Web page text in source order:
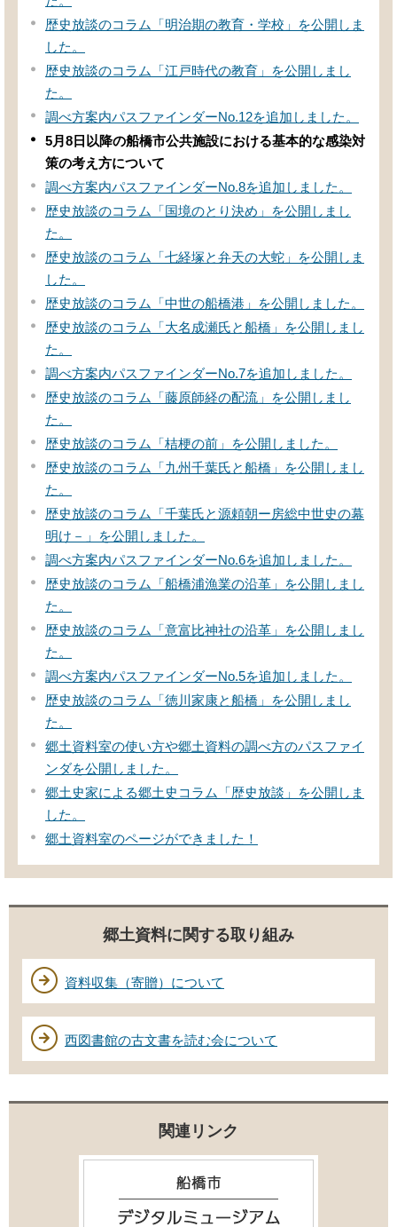
歴史放談のコラム「明治期の教育・学校」を公開しま
した。
歴史放談のコラム「江戸時代の教育」を公開しまし
た。
調べ方案内パスファインダーNo.12を追加しました。
5月8日以降の船橋市公共施設における基本的な感染対
策の考え方について
調べ方案内パスファインダーNo.8を追加しました。
歴史放談のコラム「国境のとり決め」を公開しまし
た。
歴史放談のコラム「七経塚と弁天の大蛇」を公開しま
した。
歴史放談のコラム「中世の船橋港」を公開しました。
歴史放談のコラム「大名成瀬氏と船橋」を公開しまし
た。
調べ方案内パスファインダーNo.7を追加しました。
歴史放談のコラム「藤原師経の配流」を公開しまし
た。
歴史放談のコラム「桔梗の前」を公開しました。
歴史放談のコラム「九州千葉氏と船橋」を公開しまし
た。
歴史放談のコラム「千葉氏と源頼朝ー房総中世史の幕
明け－」を公開しました。
調べ方案内パスファインダーNo.6を追加しました。
歴史放談のコラム「船橋浦漁業の沿革」を公開しまし
た。
歴史放談のコラム「意富比神社の沿革」を公開しまし
た。
調べ方案内パスファインダーNo.5を追加しました。
歴史放談のコラム「徳川家康と船橋」を公開しまし
た。
郷土資料室の使い方や郷土資料の調べ方のパスファイ
ンダを公開しました。
郷土史家による郷土史コラム「歴史放談」を公開しま
した。
郷土資料室のページができました！
郷土資料に関する取り組み
資料収集（寄贈）について
西図書館の古文書を読む会について
関連リンク